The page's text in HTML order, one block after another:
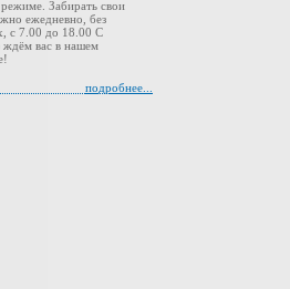
Забирать свои
ежедневно, без
с 7.00 до 18.00 С
ждём вас в нашем
подробнее...